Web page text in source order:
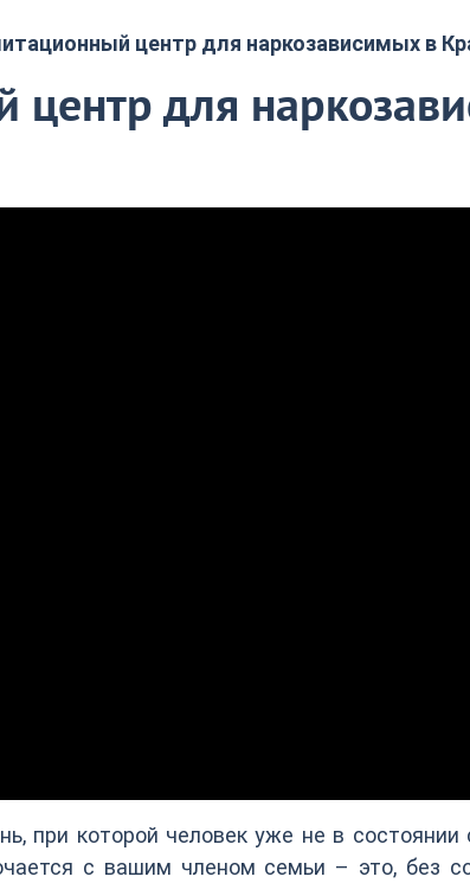
центр для наркозависимых в
центр для
при которой человек уже не в состоянии
с вашим членом семьи – это, без